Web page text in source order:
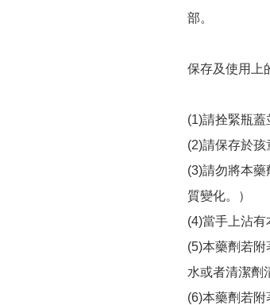
部。
保存及使用上
(1)請拴緊瓶蓋
(2)請保存於孩
(3)請勿將本
質變化。）
(4)當手上沾有
(5)本藥劑若
水或者清潔劑
(6)本藥劑若